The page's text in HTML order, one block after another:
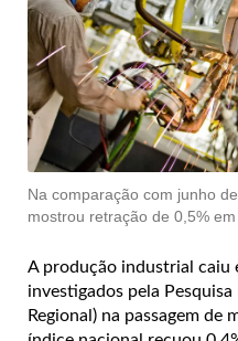
Na comparação com junho
mostrou retração de 0,5%
A produção industrial caiu
investigados pela
Regional) na passagem de